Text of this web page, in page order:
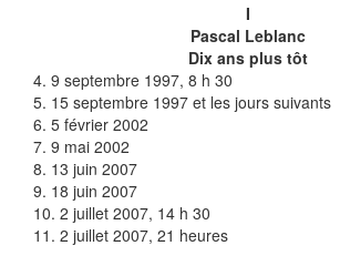
I
Pascal Leblanc
Dix ans plus tôt
4. 9 septembre 1997, 8 h 30
5. 15 septembre 1997 et les jours suivants
6. 5 février 2002
7. 9 mai 2002
8. 13 juin 2007
9. 18 juin 2007
10. 2 juillet 2007, 14 h 30
11. 2 juillet 2007, 21 heures